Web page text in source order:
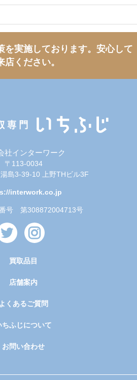
実施しております。 安心して
店ください。
社インターワーク
〒113-0034
島3-39-10 上野THビル3F
interwork.co.jp
号 第308872004713号
買取品目
店舗案内
よくあるご質問
ちふじについて
お問い合わせ